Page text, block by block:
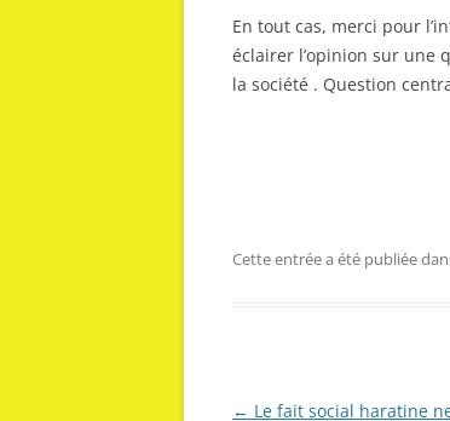
En tout cas, merci pour
éclairer l’opinion sur une
la société . Question
Cette entrée a été publiée
Navigation
← Le fait social haratine